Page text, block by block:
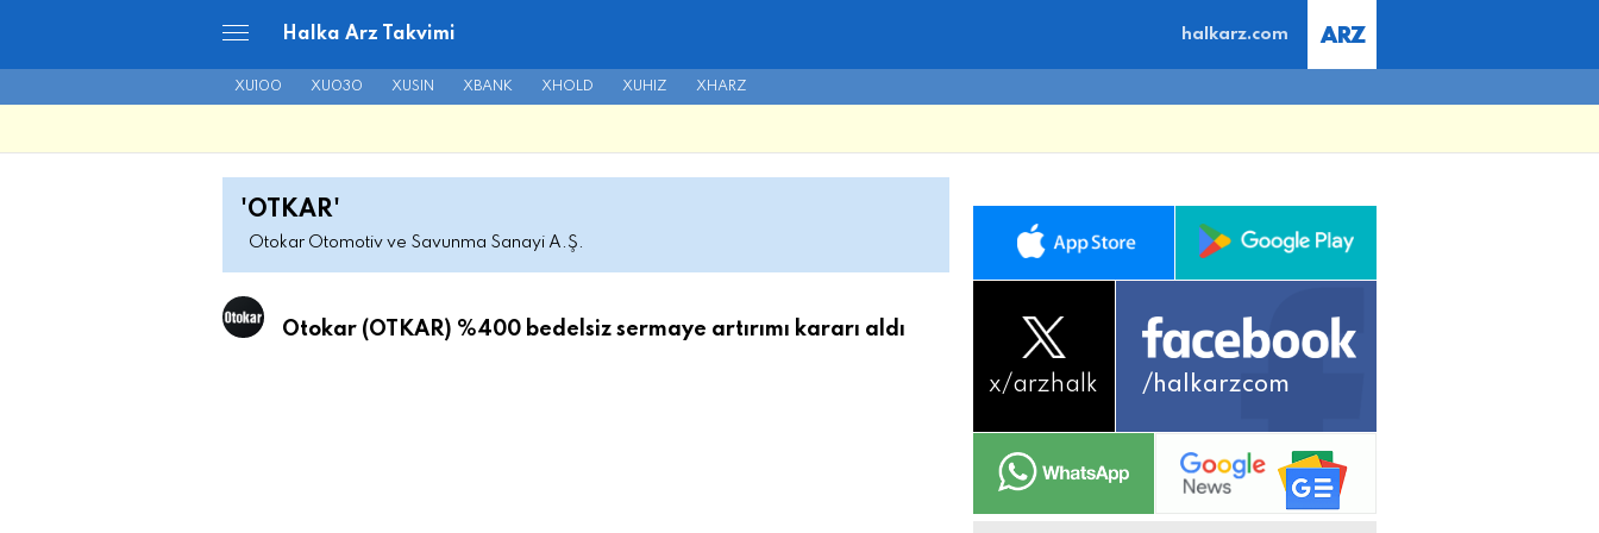
Halka Arz Takvimi halkarz.com
XU100 XU030 XUSIN XBANK XHOLD XUHIZ XHARZ
'OTKAR'
Otokar Otomotiv ve Savunma Sanayi A.Ş.
Otokar (OTKAR) %400 bedelsiz sermaye artırımı kararı aldı
x/arzhalk /halkarzcom